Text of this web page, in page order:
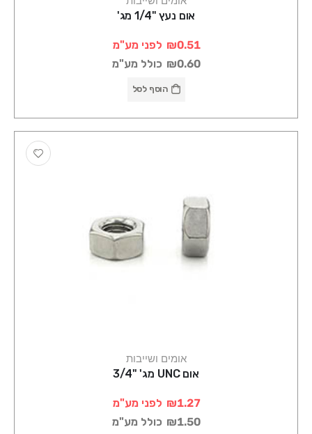
אום נעץ "1/4 מג'
₪0.51 לפני מע"מ
₪0.60 כולל מע"מ
הוסף לסל
אומים ושייבות
אום UNC מג' "3/4
₪1.27 לפני מע"מ
₪1.50 כולל מע"מ